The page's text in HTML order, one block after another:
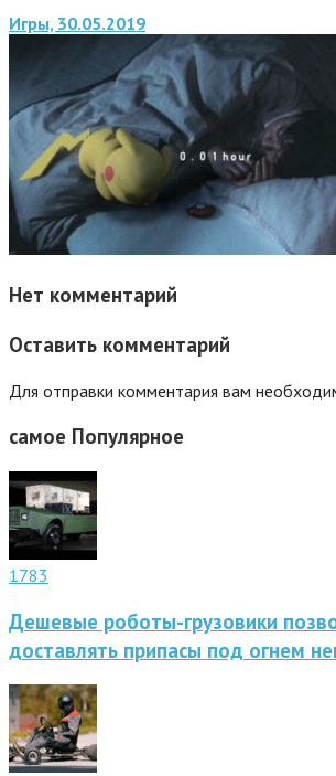
Игры, 30.05.2019
Нет комментарий
Оставить комментарий
Для отправки комментария вам
самое Популярное
1783
Дешевые роботы-грузовики
доставлять припасы под огнем